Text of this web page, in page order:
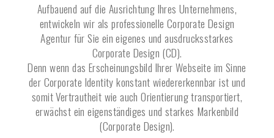
Aufbauend auf die Ausrichtung Ihres Unternehmens,
entwickeln wir als professionelle Corporate Design
Agentur für Sie ein eigenes und ausdrucksstarkes
Corporate Design (CD).
Denn wenn das Erscheinungsbild Ihrer Webseite im Sinne
der Corporate Identity konstant wiedererkennbar ist und
somit Vertrautheit wie auch Orientierung transportiert,
erwächst ein eigenständiges und starkes Markenbild
(Corporate Design).